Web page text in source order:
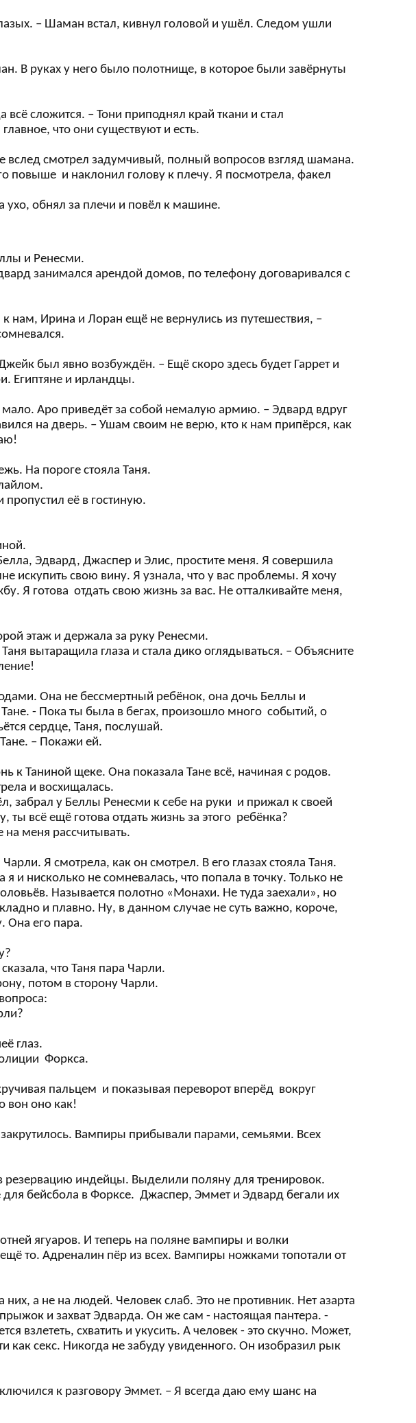
– Шаман встал, кивнул головой и ушёл. Следом ушли
В руках у него было полотнище, в которое были завёрнуты
сложится. – Тони приподнял край ткани и стал
что они существуют и есть.
смотрел задумчивый, полный вопросов взгляд шамана.
повыше и наклонил голову к плечу. Я посмотрела, факел
обнял за плечи и повёл к машине.
и Ренесми.
занимался арендой домов, по телефону договаривался с
нам, Ирина и Лоран ещё не вернулись из путешествия, –
был явно возбуждён. – Ещё скоро здесь будет Гаррет и
Египтяне и ирландцы.
Аро приведёт за собой немалую армию. – Эдвард вдруг
на дверь. – Ушам своим не верю, кто к нам припёрся, как
На пороге стояла Таня.
пропустил её в гостиную.
Эдвард, Джаспер и Элис, простите меня. Я совершила
искупить свою вину. Я узнала, что у вас проблемы. Я хочу
Я готова отдать свою жизнь за вас. Не отталкивайте меня,
этаж и держала за руку Ренесми.
вытаращила глаза и стала дико оглядываться. – Объясните
Она не бессмертный ребёнок, она дочь Беллы и
- Пока ты была в бегах, произошло много событий, о
сердце, Таня, послушай.
– Покажи ей.
к Таниной щеке. Она показала Тане всё, начиная с родов.
и восхищалась.
забрал у Беллы Ренесми к себе на руки и прижал к своей
всё ещё готова отдать жизнь за этого ребёнка?
меня рассчитывать.
Я смотрела, как он смотрел. В его глазах стояла Таня.
и нисколько не сомневалась, что попала в точку. Только не
Называется полотно «Монахи. Не туда заехали», но
и плавно. Ну, в данном случае не суть важно, короче,
Она его пара.
что Таня пара Чарли.
потом в сторону Чарли.
глаз.
Форкса.
пальцем и показывая переворот вперёд вокруг
вон оно как!
Вампиры прибывали парами, семьями. Всех
резервацию индейцы. Выделили поляну для тренировок.
бейсбола в Форксе. Джаспер, Эммет и Эдвард бегали их
ягуаров. И теперь на поляне вампиры и волки
то. Адреналин пёр из всех. Вампиры ножками топотали от
а не на людей. Человек слаб. Это не противник. Нет азарта
и захват Эдварда. Он же сам - настоящая пантера. -
взлететь, схватить и укусить. А человек - это скучно. Может,
как секс. Никогда не забуду увиденного. Он изобразил рык
к разговору Эммет. – Я всегда даю ему шанс на